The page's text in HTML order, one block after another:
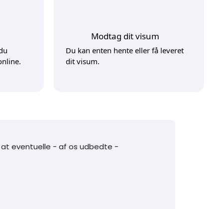
Modtag dit visum
Du kan enten hente eller få leveret
dit visum.
at eventuelle - af os udbedte -